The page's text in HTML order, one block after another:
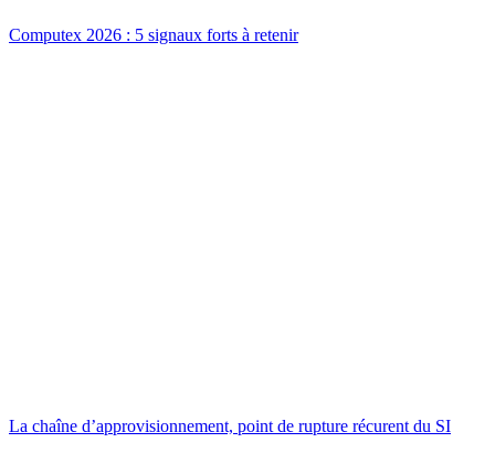
Computex 2026 : 5 signaux forts à retenir
La chaîne d’approvisionnement, point de rupture récurent du SI